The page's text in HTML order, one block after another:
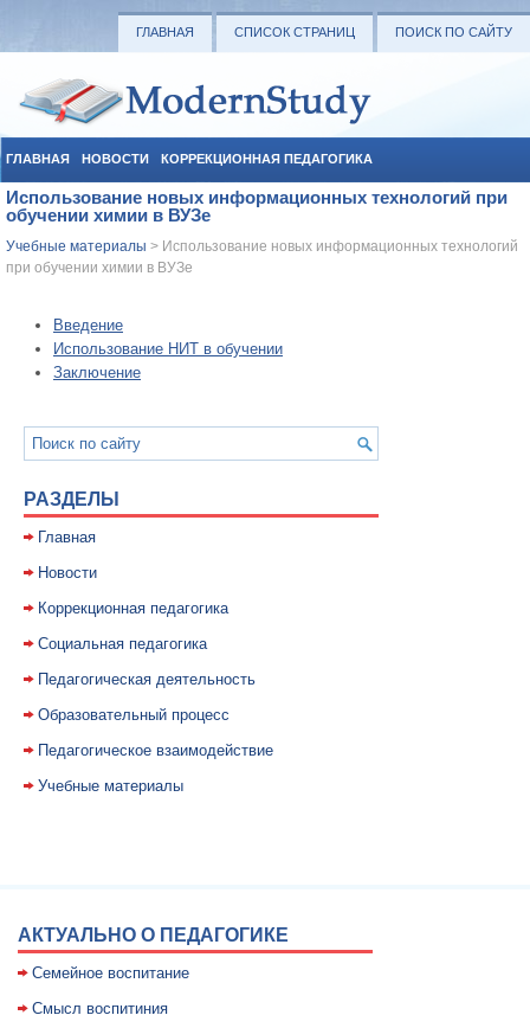
ГЛАВНАЯ СПИСОК СТРАНИЦ ПОИСК ПО САЙТУ
ГЛАВНАЯ НОВОСТИ КОРРЕКЦИОННАЯ ПЕДАГОГИКА
СОЦИАЛЬНАЯ ПЕДАГОГИКА УЧЕБНЫЕ МАТЕРИАЛЫ
Использование новых информационных технологий при
обучении химии в ВУЗе
Учебные материалы > Использование новых информационных технологий
при обучении химии в ВУЗе
Введение
Использование НИТ в обучении
Заключение
РАЗДЕЛЫ
Главная
Новости
Коррекционная педагогика
Социальная педагогика
Педагогическая деятельность
Образовательный процесс
Педагогическое взаимодействие
Учебные материалы
АКТУАЛЬНО О ПЕДАГОГИКЕ
Семейное воспитание
Смысл воспитиния